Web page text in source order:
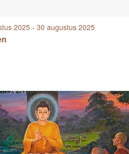
2025 - 30 augustus 2025